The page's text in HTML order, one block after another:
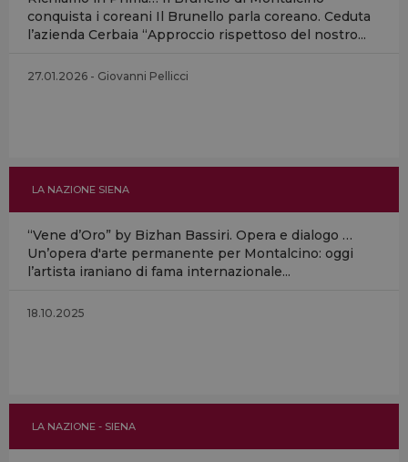
conquista i coreani Il Brunello parla coreano. Ceduta
l’azienda Cerbaia “Approccio rispettoso del nostro...
27.01.2026 - Giovanni Pellicci
LA NAZIONE SIENA
“Vene d’Oro” by Bizhan Bassiri. Opera e dialogo …
Un’opera d'arte permanente per Montalcino: oggi
l’artista iraniano di fama internazionale...
18.10.2025
LA NAZIONE - SIENA